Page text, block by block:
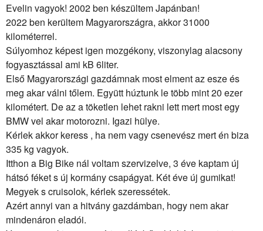
Evelin vagyok! 2002 ben készültem Japánban!
2022 ben kerültem Magyarországra, akkor 31000
kilométerrel.
Súlyomhoz képest igen mozgékony, viszonylag alacsony
fogyasztással ami kB 6liter.
Első Magyarországi gazdámnak most elment az esze és
meg akar válni tőlem. Együtt húztunk le több mint 20 ezer
kilométert. De az a töketlen lehet rakni lett mert most egy
BMW vel akar motorozni. Igazi hülye.
Kérlek akkor keress , ha nem vagy csenevész mert én biza
335 kg vagyok.
Itthon a Big Bike nál voltam szervizelve, 3 éve kaptam új
hátsó féket s új kormány csapágyat. Két éve új gumikat!
Megyek s cruisolok, kérlek szeressétek.
Azért annyi van a hitvány gazdámban, hogy nem akar
mindenáron eladói.